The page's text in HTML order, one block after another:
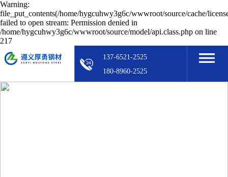
Warning:
file_put_contents(/home/hygcuhwy3g6c/wwwroot/source/cache/
failed to open stream: Permission denied in
/home/hygcuhwy3g6c/wwwroot/source/model/api.class.php on line
217
137-6521-2525
180-8960-2525